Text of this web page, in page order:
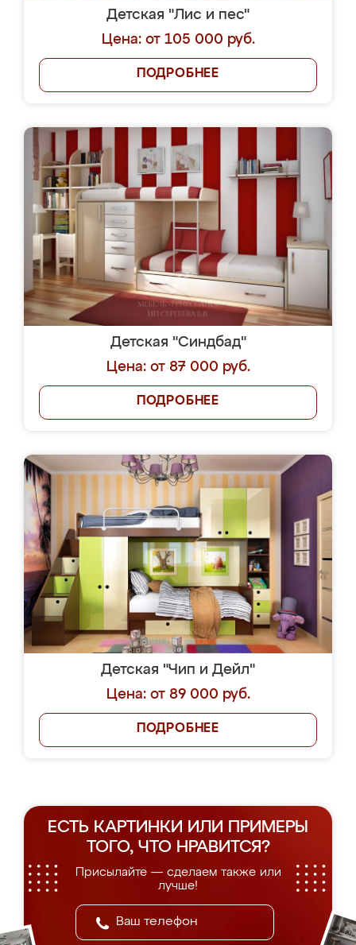
Детская "Лис и пес"
Цена: от 105 000 руб.
ПОДРОБНЕЕ
Детская "Синдбад"
Цена: от 87 000 руб.
ПОДРОБНЕЕ
Детская "Чип и Дейл"
Цена: от 89 000 руб.
ПОДРОБНЕЕ
ЕСТЬ КАРТИНКИ ИЛИ ПРИМЕРЫ
ТОГО, ЧТО НРАВИТСЯ?
Присылайте — сделаем также или
лучше!